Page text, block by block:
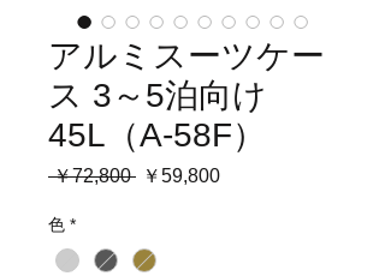
アルミスーツケー
ス 3～5泊向け
45L（A-58F）
￥72,800 通
格
￥59,800セ
色 *